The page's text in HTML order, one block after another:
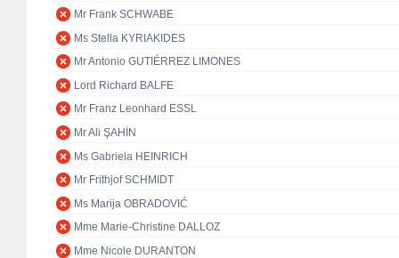
Mr Frank SCHWABE
Ms Stella KYRIAKIDES
Mr Antonio GUTIÉRREZ LIMONES
Lord Richard BALFE
Mr Franz Leonhard ESSL
Mr Ali ŞAHİN
Ms Gabriela HEINRICH
Mr Frithjof SCHMIDT
Ms Marija OBRADOVIĆ
Mme Marie-Christine DALLOZ
Mme Nicole DURANTON